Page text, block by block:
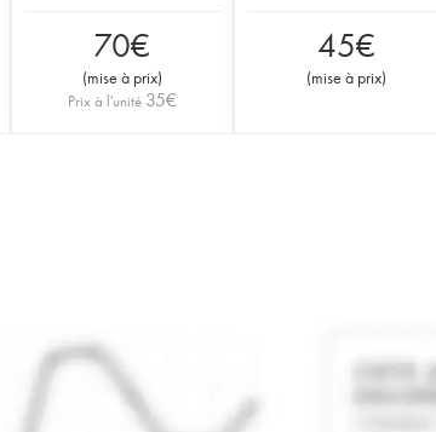
70€
(mise à prix)
Prix à l'unité 35€
45€
(mise à prix)